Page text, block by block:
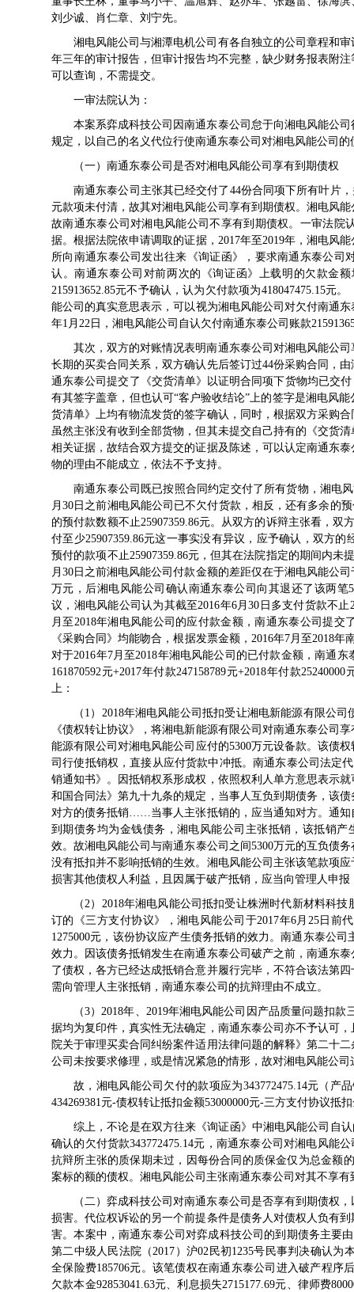
刘少诚、肖仁章、刘宁先。
湘电风能公司与湘潭电机公司有各自独立的公司章程和
年三年的审计报告，但审计报告均不完整，缺少财务报表附
可以查询，不需提交。
一审法院认为：
本案系弈成科技公司因南通东泰公司怠于向湘电风能公
规定，以自己的名义代位行使南通东泰公司对湘电风能公司
（一）南通东泰公司是否对湘电风能公司享有到期债权
南通东泰公司主张其已经交付了44份合同项下所有叶片
元款项未付清，故其对湘电风能公司享有到期债权。湘电风
故南通东泰公司对湘电风能公司不享有到期债权。一审法
据。根据法院依申请调取的证据，2017年至2019年，湘电风
所向南通东泰公司发出往来《询证函》，要求南通东泰公
认。南通东泰公司对前两次的《询证函》上载明的欠款金
215913652.85元不予确认，认为欠付款项为418047475.15元
能公司的真实意思表示，可以视为湘电风能公司对欠付南通
年1月22日，湘电风能公司自认欠付南通东泰公司账款
其次，双方的对账情况表明南通东泰公司对湘电风能公
长期的买卖合同关系，双方确认先后签订过44份采购合同，
通东泰公司提交了《交货清单》以证明合同项下货物均已交
有其签字盖章，但也认可“客户验收结论”上的签字是湘电风
货清单》上均有物流发货的签字确认，同时，根据双方采购
虽然主张没有收到全部货物，但其未提交自己持有的《交货
相关证据，故结合双方提交的证据及陈述，可以认定南通东
物的理由不能成立，依法不予支持。
南通东泰公司既已按照合同约定交付了所有货物，湘电
月30日之前湘电风能公司已不欠付货款，相反，还有多余的
的预付款数额不止25907359.86元。从双方的诉辩主张看，
付至少25907359.86元这一事实没有异议，应予确认，双方
预付的款项不止25907359.86元，但其在法院指定的期间内
月30日之前湘电风能公司付款金额的差距仅在于湘电风能公
万元，后湘电风能公司确认南通东泰公司向其退还了该两笔
议，湘电风能公司认为其截至2016年6月30日多支付货款不
月至2018年湘电风能公司的应付款金额，南通东泰公司提
《采购合同》均能吻合，根据发票金额，2016年7月至2018
对于2016年7月至2018年湘电风能公司的已付款金额，南通
161870592元+2017年付款247158789元+2018年付款
上：
（1）2018年湘电风能公司抵扣受让湘电新能源有限公
《债权转让协议》，将湘电新能源有限公司对南通东泰公司
能源有限公司对湘电风能公司应付的5300万元设备款。该债
司行使抵销权，直接从应付货款中冲抵。南通东泰公司法定
销通知书》。因抵销权系形成权，依照权利人单方意思表示
和国合同法》第九十九条的规定，当事人互负到期债务，该
对方的债务抵销……当事人主张抵销的，应当通知对方。通
到期债务均为金钱债务，湘电风能公司主张抵销，该抵销
效。故湘电风能公司与南通东泰公司之间5300万元的互负债
没有抵扣并不影响抵销的生效。湘电风能公司主张该笔款项
损害其他债权人利益，且因属于破产抵销，应当向管理人申
（2）2018年湘电风能公司抵扣受让株洲时代新材料科
订的《三方支付协议》，湘电风能公司于2017年6月25日前
1275000元，该份协议应产生债务抵销的效力。南通东泰公
效力。因该债务抵销发生在南通东泰公司破产之前，南通东
了债权，各方已经达成抵销合意并履行完毕，不符合该法第
需向管理人主张抵销，南通东泰公司的抗辩理由不成立。
（3）2018年、2019年湘电风能公司因产品质量问题扣
据均为复印件，真实性无法确定，南通东泰公司亦不予认可
院关于审理买卖合同纠纷案件适用法律问题的解释》第二十
公司未按要求修理，或是情况紧急的情形，故对湘电风能公
故，湘电风能公司欠付的款项应为343772475.14元（产
434269381元-债权转让抵扣金额53000000元-三方支付协议抵
综上，不论是在双方往来《询证函》中湘电风能公司自
确认的欠付货款343772475.14元，南通东泰公司对湘电风能
抗辩所主张的质保期未过，因每份合同的质保金仅为总金额
案标的额的债权。湘电风能公司主张南通东泰公司对其不享
（二）弈成科技公司对南通东泰公司是否享有到期债权
损害。代位权诉讼的另一个前提条件是债务人对债权人负有
害。本案中，南通东泰公司对弈成科技公司的到期债务主要
第二中级人民法院（2017）沪02民初1235号民事判决确认为
全保险费185706元。该笔债权在南通东泰公司进入破产程序
欠款本金92853041.63元、利息损失2715177.69元、律师费